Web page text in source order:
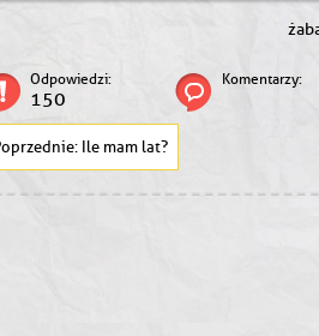
Odpowiedzi:
150
Komentarzy:
Ile mam lat?